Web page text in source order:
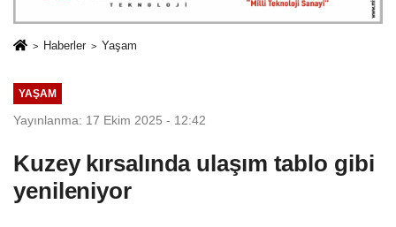
Haberler Yaşam
YAŞAM
Yayınlanma: 17 Ekim 2025 - 12:42
Kuzey kırsalında ulaşım tablo gibi
yenileniyor